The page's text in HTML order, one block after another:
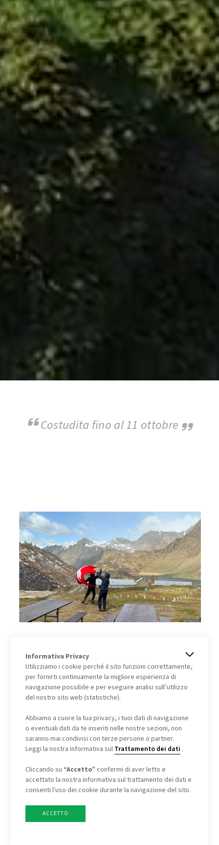
Costudita fino al 11 ottobre
"La capanna è aperta, siamo pronti a darvi il
benvenuto."
Informativa Privacy
Utilizziamo i cookie perché il sito funzioni correttamente,
per fornirti continuamente la migliore esperienza di
navigazione possibile e per eseguire analisi sull’utilizzo
del nostro sito web (statistiche).
Abbiamo a cuore la tua privacy, i tuoi dati di navigazione
o eventuali dati da te inseriti nelle nostre sezioni, non
saranno mai condivisi con terze persone o partner.
Leggi la nostra informativa sul Trattamento dei dati .
Cliccando su “Accetto” confermi di aver letto e
accettato la nostra informativa sul trattamento dei dati e
consenti l'uso dei cookie durante la navigazione del sito.
ACCETTO